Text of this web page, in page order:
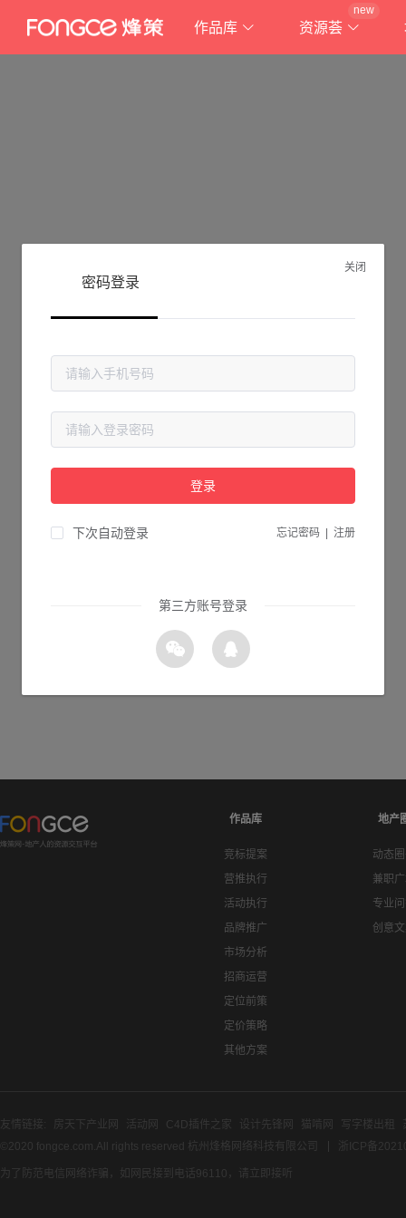
作品库 资源荟
new
抱歉!
请检查您输入的网址是否正确，或点击下面的按钮返回首页。
作品库
竞标提案
营推执行
活动执行
品牌推广
市场分析
招商运营
定位前策
定价策略
其他方案
地产
动态
兼职
专业
创意
友情链接: 房天下产业网 活动网 C4D插件之家 设计先锋网 猫啃网 写字楼出租
©2020 fongce.com.All rights reserved 杭州烽格网络科技有限公司
浙ICP备
为了防范电信网络诈骗，如网民接到电话96110，请立即接听
关闭
密码登录
登录
下次自动登录 忘记密码 注册
第三方账号登录